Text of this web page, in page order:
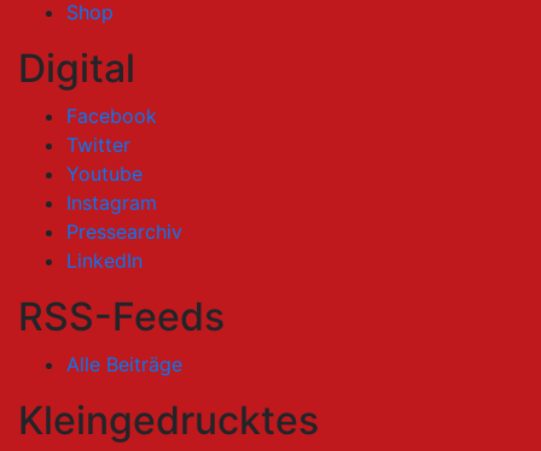
Shop
Digital
Facebook
Twitter
Youtube
Instagram
Pressearchiv
LinkedIn
RSS-Feeds
Alle Beiträge
Kleingedrucktes